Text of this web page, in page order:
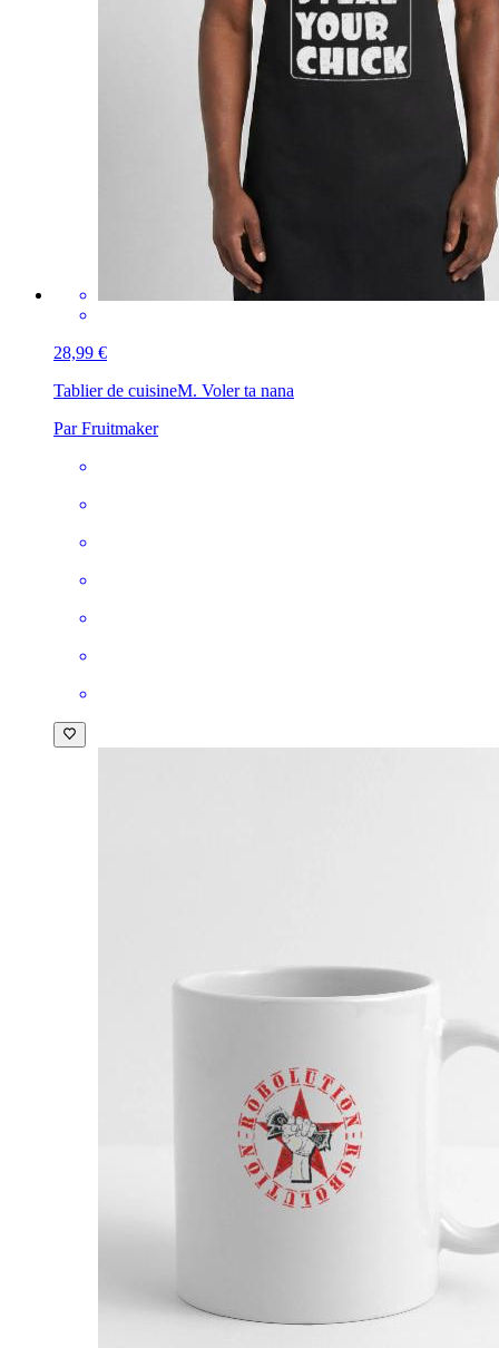
28,99 €
Tablier de cuisineM. Voler ta nana
Par Fruitmaker